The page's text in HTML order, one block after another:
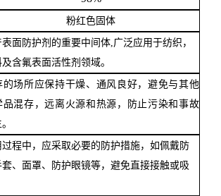
粉红色固体
表面防护剂的重要中间体 ,广泛应用于纺织，
含氟表面活性剂领域。
的场所应保持干燥、通风良好，避免与其他
品混存，远离火源和热源，防止污染和事故
过程中，应采取必要的防护措施，如佩戴防
套、面罩、防护眼镜等，避免直接接触或吸